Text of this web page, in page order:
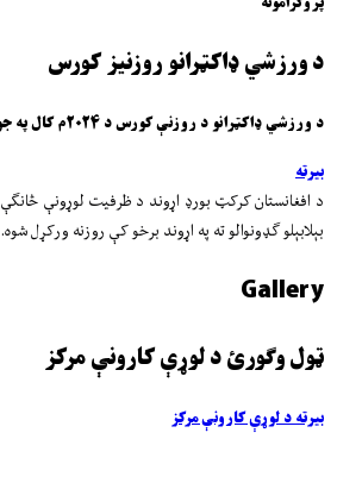
د ورزشي ډاکټرانو روزنیز کورس
د ورزشي ډاکټرانو د روزنې کورس د ۲۰۲۴م کال په جولای میاشت کې په کابل کې ترسره شو
بیرته
بېلابېلو ګډونوالو ته په اړوند برخو کې روزنه ورکړل شوه.
Gallery
ټول وګورئ د لوړې کارونې مرکز
بیرته د لوړې کارونې مرکز